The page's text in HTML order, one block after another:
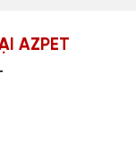
AZPET